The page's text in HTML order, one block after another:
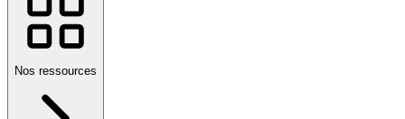
Nos ressources